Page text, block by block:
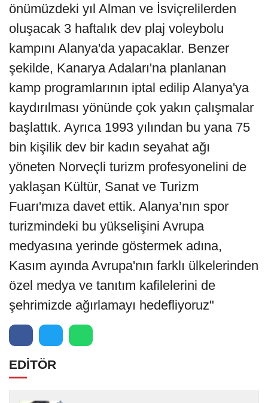
önümüzdeki yıl Alman ve İsviçrelilerden
oluşacak 3 haftalık dev plaj voleybolu
kampını Alanya'da yapacaklar. Benzer
şekilde, Kanarya Adaları'na planlanan
kamp programlarının iptal edilip Alanya'ya
kaydırılması yönünde çok yakın çalışmalar
başlattık. Ayrıca 1993 yılından bu yana 75
bin kişilik dev bir kadın seyahat ağı
yöneten Norveçli turizm profesyonelini de
yaklaşan Kültür, Sanat ve Turizm
Fuarı'mıza davet ettik. Alanya’nın spor
turizmindeki bu yükselişini Avrupa
medyasına yerinde göstermek adına,
Kasım ayında Avrupa'nın farklı ülkelerinden
özel medya ve tanıtım kafilelerini de
şehrimizde ağırlamayı hedefliyoruz"
EDİTÖR